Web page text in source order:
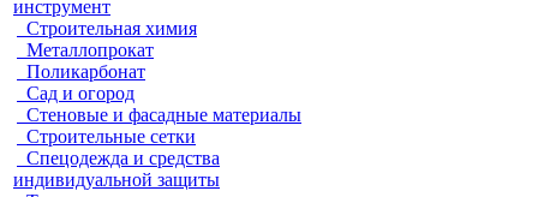
инструмент
Строительная химия
Металлопрокат
Поликарбонат
Сад и огород
Стеновые и фасадные материалы
Строительные сетки
Спецодежда и средства
индивидуальной защиты